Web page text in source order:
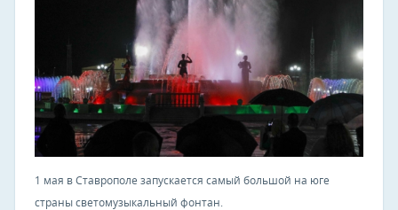
1 мая в Ставрополе запускается самый большой на юге
страны светомузыкальный фонтан.